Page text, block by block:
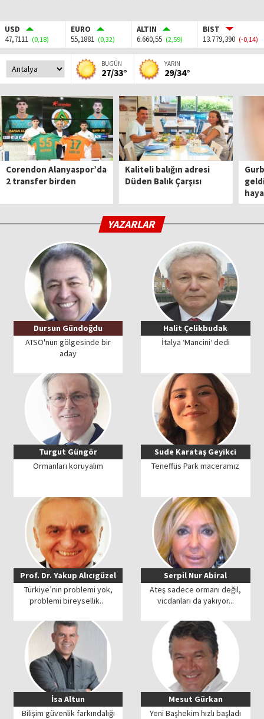
USD
47,7111 (0,18)
EURO
55,1881 (0,32)
ALTIN
6.660,55 (2,59)
BIST
13.779,390 (-0,14)
BUGÜN
27/33°
YARIN
29/34°
Corendon Alanyaspor’da
2 transfer birden
Kaliteli balığın adresi
Düden Balık Çarşısı
YAZARLAR
Dursun Gündoğdu
ATSO'nun gölgesinde bir
aday
Halit Çelikbudak
İtalya ‘Mancini‘ dedi
Turgut Güngör
Ormanları koruyalım
Sude Karataş Geyikci
Teneffüs Park maceramız
Prof. Dr. Yakup Alıcıgüzel
Türkiye’nin problemi yok,
problemi bireysellik..
Serpil Nur Abiral
Ateş sadece ormanı değil,
vicdanları da yakıyor...
İsa Altun
Bilişim güvenlik farkındalığı
Mesut Gürkan
Yeni Başhekim hızlı başladı